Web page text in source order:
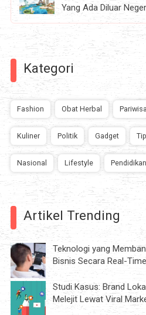
Yang Ada Diluar
Kategori
Fashion Obat Herbal
Kuliner Politik Gadget
Nasional Lifestyle Pendidikan
Artikel Trending
Teknologi yang
Bisnis Secara Real-Time
Studi Kasus: Brand
Melejit Lewat Viral